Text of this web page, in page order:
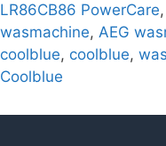
LR86CB86 PowerCare,
wasmachine, AEG
coolblue, coolblue,
Coolblue